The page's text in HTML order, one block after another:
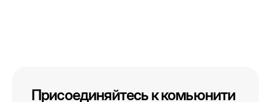
Присоединяйтесь к комьюнити